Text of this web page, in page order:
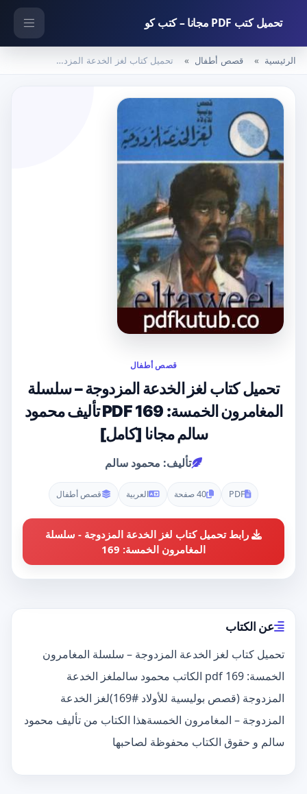
تحميل كتب PDF مجانا – كتب كو
الرئيسية قصص أطفال تحميل كتاب لغز الخدعة المزدوجة – سلسلة المغامرون الخمسة: 169 PDF تأليف محمود سالم مجانا [كامل]
قصص أطفال
تحميل كتاب لغز الخدعة المزدوجة – سلسلة
المغامرون الخمسة: 169 PDF تأليف محمود
سالم مجانا [كامل]
تأليف: محمود سالم
PDF 40 صفحة العربية قصص أطفال
رابط تحميل كتاب لغز الخدعة المزدوجة - سلسلة
المغامرون الخمسة: 169
عن الكتاب
تحميل كتاب لغز الخدعة المزدوجة – سلسلة المغامرون
الخمسة: 169 pdf الكاتب محمود سالملغز الخدعة
المزدوجة (قصص بوليسية للأولاد #169)لغز الخدعة
المزدوجة – المغامرون الخمسةهذا الكتاب من تأليف محمود
سالم و حقوق الكتاب محفوظة لصاحبها